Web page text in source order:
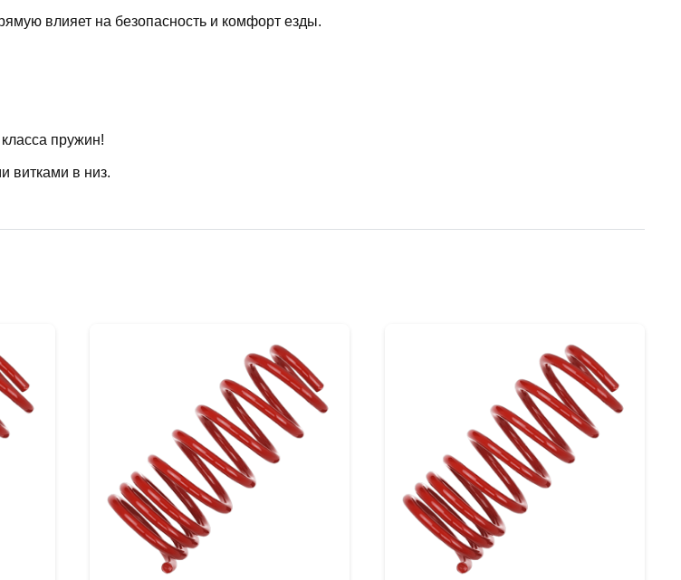
влияет на безопасность и комфорт езды.
пружин!
витками в низ.